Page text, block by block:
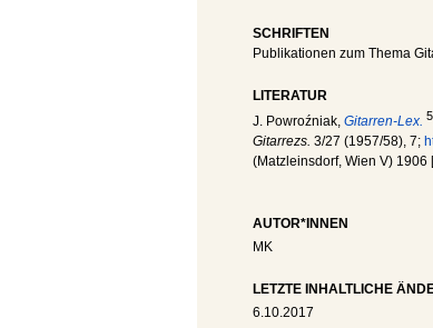
SCHRIFTEN
Publikationen zum Thema
LITERATUR
J. Powroźniak, Gitarren-Lex. 5
Gitarrezs. 3/27 (1957/58), 7;
(Matzleinsdorf, Wien V) 1906
AUTOR*INNEN
MK
LETZTE INHALTLICHE
6.10.2017